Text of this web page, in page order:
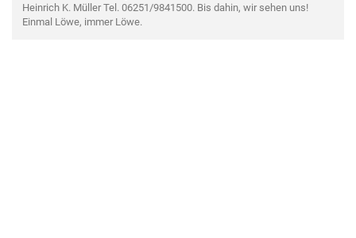
Heinrich K. Müller Tel. 06251/9841500. Bis dahin, wir sehen uns!
Einmal Löwe, immer Löwe.